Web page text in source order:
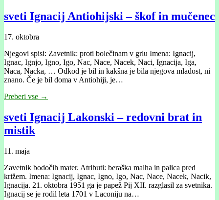
sveti Ignacij Antiohijski – škof in mučenec
17. oktobra
Njegovi spisi: Zavetnik: proti bolečinam v grlu Imena: Ignacij,
Ignac, Ignjo, Igno, Igo, Nac, Nace, Nacek, Naci, Ignacija, Iga,
Naca, Nacka, … Odkod je bil in kakšna je bila njegova mladost, ni
znano. Če je bil doma v Antiohiji, je…
Preberi vse →
sveti Ignacij Lakonski – redovni brat in
mistik
11. maja
Zavetnik bodočih mater. Atributi: beraška malha in palica pred
križem. Imena: Ignacij, Ignac, Igno, Igo, Nac, Nace, Nacek, Nacik,
Ignacija. 21. oktobra 1951 ga je papež Pij XII. razglasil za svetnika.
Ignacij se je rodil leta 1701 v Laconiju na…